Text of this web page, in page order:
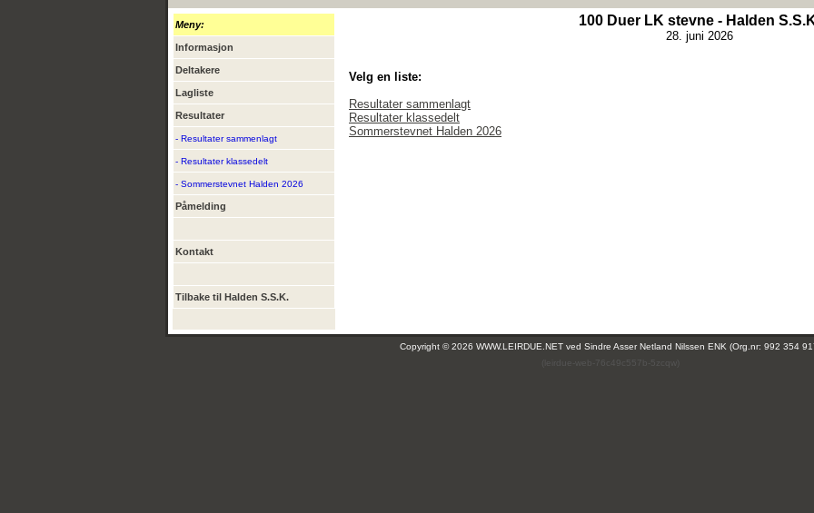
Meny:
Informasjon
Deltakere
Lagliste
Resultater
- Resultater sammenlagt
- Resultater klassedelt
- Sommerstevnet Halden 2026
Påmelding
Kontakt
Tilbake til Halden S.S.K.
100 Duer LK stevne - Halden
28. juni 2026
Velg en liste:
Resultater sammenlagt
Resultater klassedelt
Sommerstevnet Halden 2026
Copyright © 2026 WWW.LEIRDUE.NET ved Sindre Asser Netland Nilssen ENK (Org.nr: 992 354
(leirdue-web-76c49c557b-5zcqw)